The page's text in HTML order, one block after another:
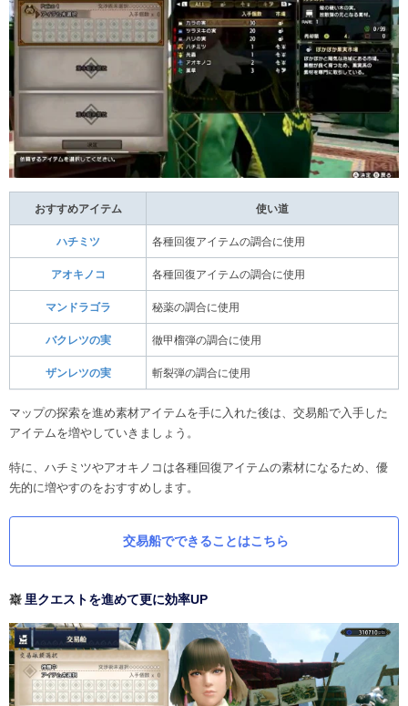
おすすめアイテム 使い道
ハチミツ 各種回復アイテムの調合に使用
アオキノコ 各種回復アイテムの調合に使用
マンドラゴラ 秘薬の調合に使用
バクレツの実 徹甲榴弾の調合に使用
ザンレツの実 斬裂弾の調合に使用
マップの探索を進め素材アイテムを手に入れた後は、交易船で入手した
アイテムを増やしていきましょう。
特に、ハチミツやアオキノコは各種回復アイテムの素材になるため、優
先的に増やすのをおすすめします。
交易船でできることはこちら
里クエストを進めて更に効率UP